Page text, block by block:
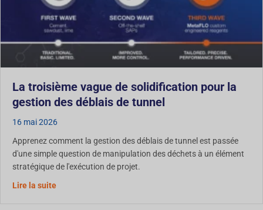
La troisième vague de solidification pour la
gestion des déblais de tunnel
16 mai 2026
Apprenez comment la gestion des déblais de tunnel est passée
d'une simple question de manipulation des déchets à un élément
stratégique de l'exécution de projet.
Lire la suiteConcernant la troisième vague de solidification pour